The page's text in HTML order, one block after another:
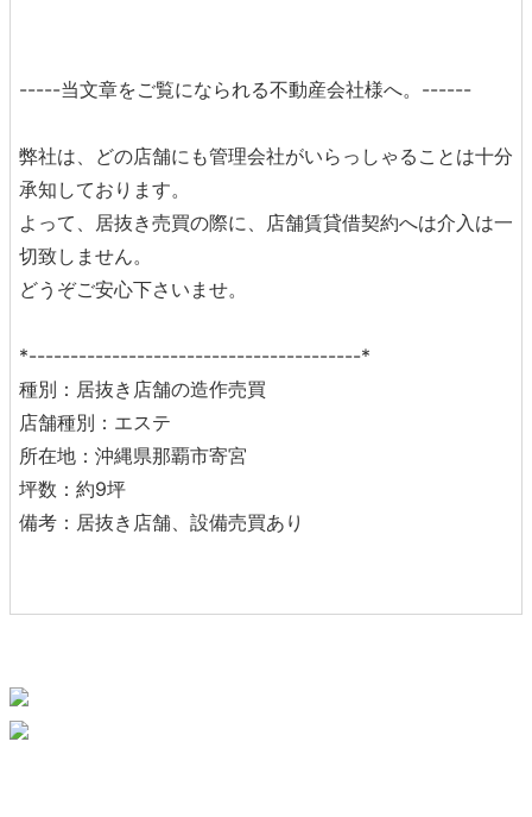
-----当文章をご覧になられる不動産会社様へ。------
弊社は、どの店舗にも管理会社がいらっしゃることは十分
承知しております。
よって、居抜き売買の際に、店舗賃貸借契約へは介入は一
切致しません。
どうぞご安心下さいませ。
*----------------------------------------*
種別：居抜き店舗の造作売買
店舗種別：エステ
所在地：沖縄県那覇市寄宮
坪数：約9坪
備考：居抜き店舗、設備売買あり